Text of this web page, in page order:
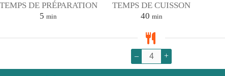
TEMPS DE PRÉPARATION
5 minutes
min
TEMPS DE CUISSON
40minutes
min
– +